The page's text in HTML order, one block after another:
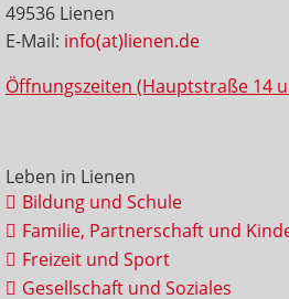
49536 Lienen
E-Mail: info(at)lienen.de
Öffnungszeiten (Hauptstraße 14
Leben in Lienen
Bildung und Schule
Familie, Partnerschaft und
Freizeit und Sport
Gesellschaft und Soziales